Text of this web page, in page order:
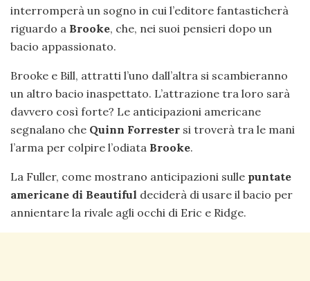
interromperà un sogno in cui l’editore fantasticherà
riguardo a Brooke, che, nei suoi pensieri dopo un
bacio appassionato.
Brooke e Bill, attratti l’uno dall’altra si scambieranno
un altro bacio inaspettato. L’attrazione tra loro sarà
davvero così forte? Le anticipazioni americane
segnalano che Quinn Forrester si troverà tra le mani
l’arma per colpire l’odiata Brooke.
La Fuller, come mostrano anticipazioni sulle puntate
americane di Beautiful deciderà di usare il bacio per
annientare la rivale agli occhi di Eric e Ridge.